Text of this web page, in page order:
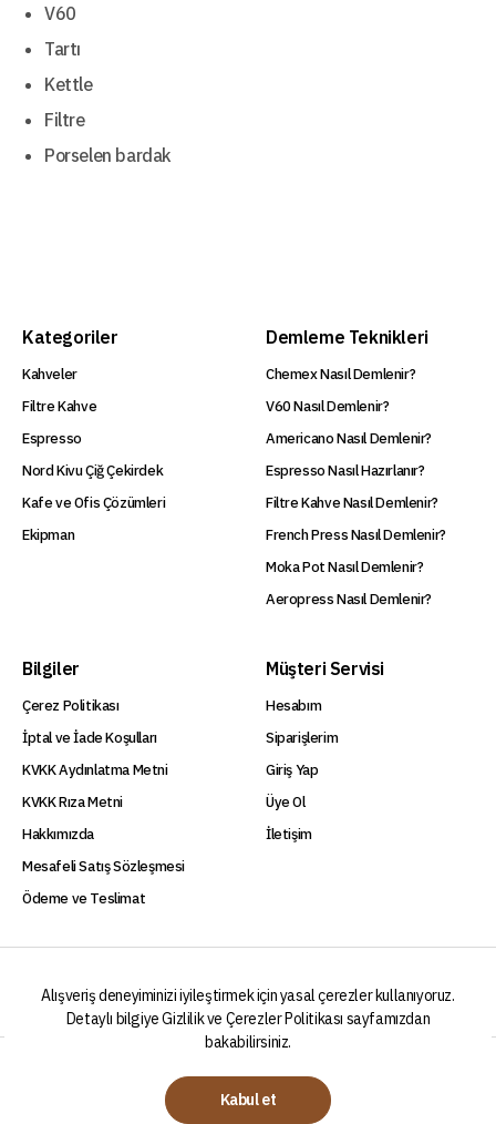
Alışveriş deneyiminizi iyileştirmek için yasal çerezler kullanıyoruz.
Detaylı bilgiyeGizlilik ve Çerezler Politikası sayfamızdan
bakabilirsiniz.
Kabul et
V60
Tartı
Kettle
Filtre
Porselen bardak
Kategoriler
Kahveler
Filtre Kahve
Espresso
Nord Kivu Çiğ Çekirdek
Kafe ve Ofis Çözümleri
Ekipman
Demleme Teknikleri
Chemex Nasıl Demlenir?
V60 Nasıl Demlenir?
Americano Nasıl Demlenir?
Espresso Nasıl Hazırlanır?
Filtre Kahve Nasıl Demlenir?
French Press Nasıl Demlenir?
Moka Pot Nasıl Demlenir?
Aeropress Nasıl Demlenir?
Bilgiler
Çerez Politikası
İptal ve İade Koşulları
KVKK Aydınlatma Metni
KVKK Rıza Metni
Hakkımızda
Mesafeli Satış Sözleşmesi
Ödeme ve Teslimat
Müşteri Servisi
Hesabım
Siparişlerim
Giriş Yap
Üye Ol
İletişim
2024 © Begon Kahve Bir Akkem Gıda Markasıdır.